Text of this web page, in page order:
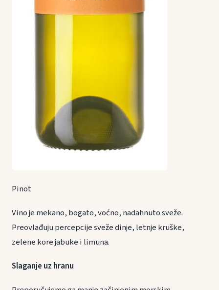
Pinot
Vino je mekano, bogato, voćno, nadahnuto sveže.
Preovlađuju percepcije sveže dinje, letnje kruške,
zelene kore jabuke i limuna.
Slaganje uz hranu